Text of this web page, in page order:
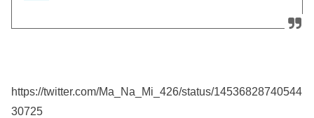
https://twitter.com/Ma_Na_Mi_426/status/14536828740544
30725